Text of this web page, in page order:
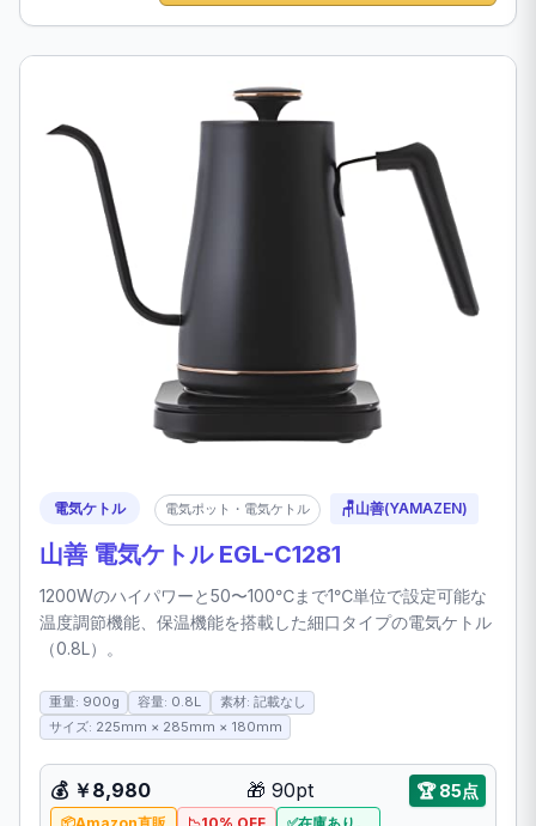
電気ケトル 電気ポット・電気ケトル 🪑山善(YAMAZEN)
山善 電気ケトル EGL-C1281
1200Wのハイパワーと50〜100℃まで1℃単位で設定可能な
温度調節機能、保温機能を搭載した細口タイプの電気ケトル
（0.8L）。
重量: 900g 容量: 0.8L
素材: 記載なし
サイズ: 225mm × 285mm × 180mm
💰 ￥8,980 🎁 90pt 🏆85点